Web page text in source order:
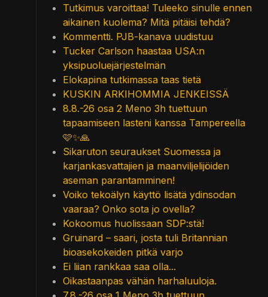
Tutkimus varoittaa! Tuleeko sinulle ennen
aikainen kuolema? Mitä pitäisi tehdä?
Kommentti. PJB-kanava uudistuu
Tucker Carlson haastaa USA:n
yksipuoluejärjestelmän
Elokapina tutkimassa taas tietä
KUSKIN ARKIHOMMIA JENKEISSÄ
8.8.-26 osa 2 Meno 3h tuettuun
tapaamiseen lasteni kanssa Tampereella
🩷✨🙏
Sikaruton seuraukset Suomessa ja
karjankasvattajien ja maanviljelijöiden
aseman parantamminen!
Voiko tekoälyn käyttö lisätä ydinsodan
vaaraa? Onko sota jo ovella?
Kokoomus huolissaan SDP:stä!
Gruinard – saari, josta tuli Britannian
bioasekokeiden pitkä varjo
Ei liian rankkaa saa olla...
Oikastaanpas vähän harhaluuloja.